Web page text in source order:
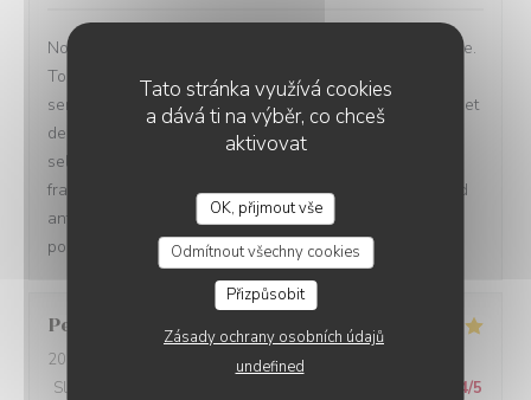
Tato stránka využívá cookies
a dává ti na výběr, co chceš
aktivovat
OK, přijmout vše
Odmítnout všechny cookies
Přizpůsobit
Zásady ochrany osobních údajů
undefined
Nous recommandons ce restaurant sans réserve aucune.
Tout était parfait. De l accueil aux mets qui nous ont été
servis excellent foie gras cuisson parfaite de la volaille et
de magnifiques crêpes Suzette réalisées devant nous
selon les règles de l art.De la grande cuisine classique
française excellemment réalisée. I e magnifique soirée d
anthologie. Nous y reviendrons il n y a pas de doute
possible. Merci pour la cuisine et votre prévenance.
Peter
2023-03-09
- 12:30 - Hosté 3
Služba
4/5
D'CHEZ EUX